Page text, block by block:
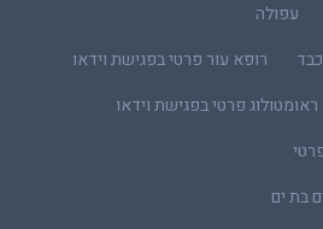
עפולה
רופא עור פרטי בפגישת וידאו
ראומטולוג פרטי בפגישת וידאו
בת ים